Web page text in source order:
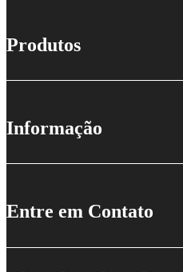
Produtos
Informação
Entre em Contato